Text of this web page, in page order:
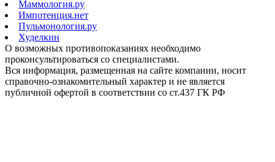
Маммология.ру
Импотенция.нет
Пульмонология.ру
Худелкин
О возможных противопоказаниях необходимо
проконсультироваться со специалистами.
Вся информация, размещенная на сайте компании, носит
справочно-ознакомительный характер и не является
публичной офертой в соответствии со ст.437 ГК РФ